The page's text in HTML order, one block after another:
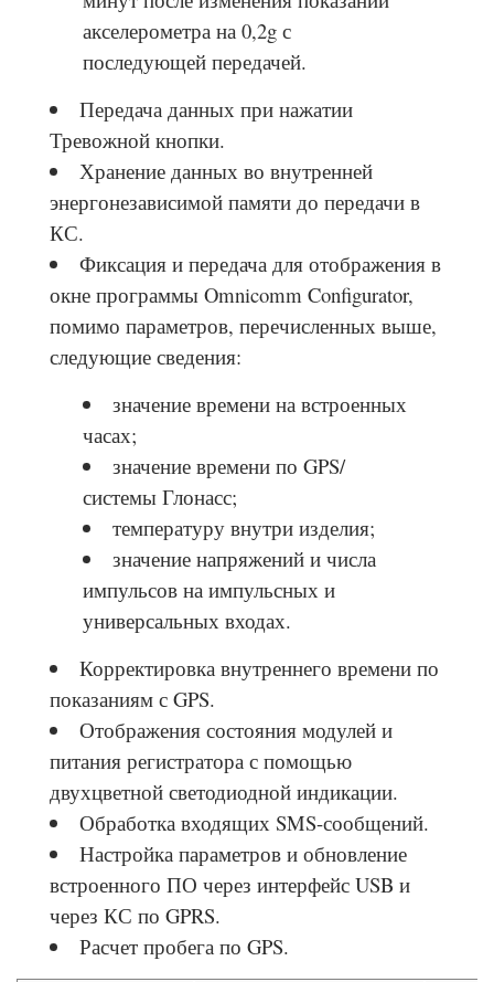
акселерометра на 0,2g с
последующей передачей.
Передача данных при нажатии
Тревожной кнопки.
Хранение данных во внутренней
энергонезависимой памяти до передачи в
КС.
Фиксация и передача для отображения в
окне программы Omnicomm Configurator,
помимо параметров, перечисленных выше,
следующие сведения:
значение времени на встроенных
часах;
значение времени по GPS/
системы Глонасс;
температуру внутри изделия;
значение напряжений и числа
импульсов на импульсных и
универсальных входах.
Корректировка внутреннего времени по
показаниям с GPS.
Отображения состояния модулей и
питания регистратора с помощью
двухцветной светодиодной индикации.
Обработка входящих SMS-сообщений.
Настройка параметров и обновление
встроенного ПО через интерфейс USB и
через КС по GPRS.
Расчет пробега по GPS.